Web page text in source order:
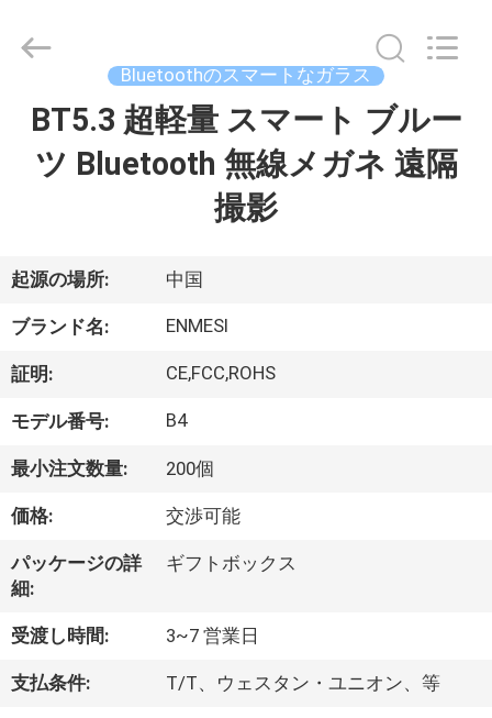
ダ
ク
ト
私
に
つ
い
て
Copyright
Shenzhen
Technology
Bluetoothのスマートなガラス
BT5.3 超軽量 スマート ブルー
ツ Bluetooth 無線メガネ 遠隔
撮影
起源の場所: 中国
ブランド名: ENMESI
証明: CE,FCC,ROHS
モデル番号: B4
最小注文数量: 200個
価格: 交渉可能
パッケージの詳
細:
ギフトボックス
受渡し時間: 3~7 営業日
支払条件: T/T、ウェスタン・ユニオン、等